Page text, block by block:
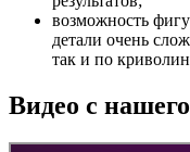
возможность
детали очень
так и по
Видео с